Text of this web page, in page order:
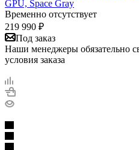
GPU, Space Gray
Временно отсутствует
219 990 ₽
Под заказ
Наши менеджеры обязательно
условия заказа